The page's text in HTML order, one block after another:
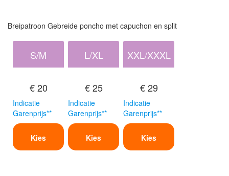
Breipatroon Gebreide poncho met capuchon en split
S/M
€ 20
Indicatie
Garenprijs**
Kies
L/XL
€ 25
Indicatie
Garenprijs**
Kies
XXL/XXXL
€ 29
Indicatie
Garenprijs**
Kies